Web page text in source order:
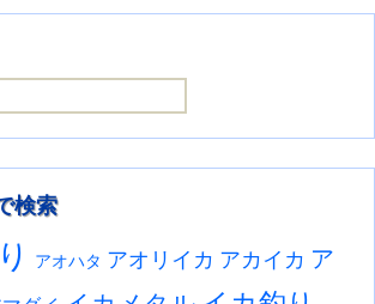
検索
アオハタ アオリイカ アカイカ ア